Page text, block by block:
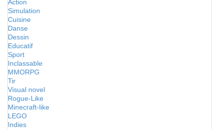
Action
Simulation
Cuisine
Danse
Dessin
Educatif
Sport
Inclassable
MMORPG
Tir
Visual novel
Rogue-Like
Minecraft-like
LEGO
Indies